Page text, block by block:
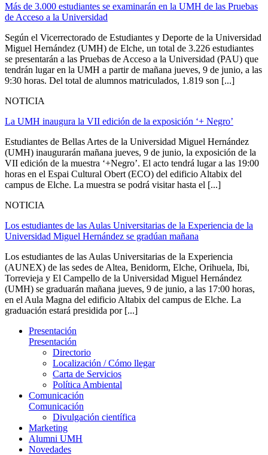
Más de 3.000 estudiantes se examinarán en la UMH de las Pruebas
de Acceso a la Universidad
Según el Vicerrectorado de Estudiantes y Deporte de la Universidad
Miguel Hernández (UMH) de Elche, un total de 3.226 estudiantes
se presentarán a las Pruebas de Acceso a la Universidad (PAU) que
tendrán lugar en la UMH a partir de mañana jueves, 9 de junio, a las
9:30 horas. Del total de alumnos matriculados, 1.819 son [...]
NOTICIA
La UMH inaugura la VII edición de la exposición ‘+ Negro’
Estudiantes de Bellas Artes de la Universidad Miguel Hernández
(UMH) inaugurarán mañana jueves, 9 de junio, la exposición de la
VII edición de la muestra ‘+Negro’. El acto tendrá lugar a las 19:00
horas en el Espai Cultural Obert (ECO) del edificio Altabix del
campus de Elche. La muestra se podrá visitar hasta el [...]
NOTICIA
Los estudiantes de las Aulas Universitarias de la Experiencia de la
Universidad Miguel Hernández se gradúan mañana
Los estudiantes de las Aulas Universitarias de la Experiencia
(AUNEX) de las sedes de Altea, Benidorm, Elche, Orihuela, Ibi,
Torrevieja y El Campello de la Universidad Miguel Hernández
(UMH) se graduarán mañana jueves, 9 de junio, a las 17:00 horas,
en el Aula Magna del edificio Altabix del campus de Elche. La
graduación estará presidida por [...]
Presentación
Presentación
Directorio
Localización / Cómo llegar
Carta de Servicios
Política Ambiental
Comunicación
Comunicación
Divulgación científica
Marketing
Alumni UMH
Novedades